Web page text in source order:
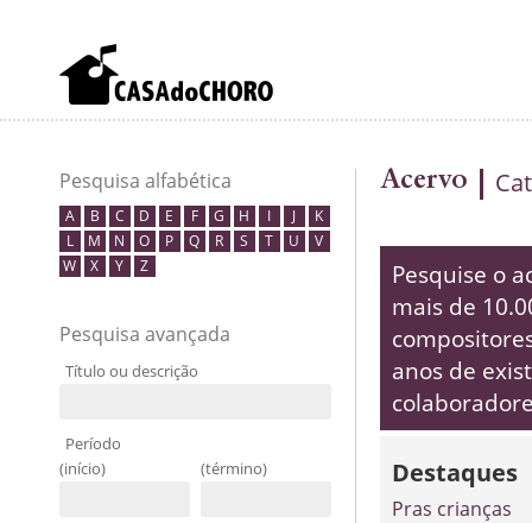
Pesquisa alfabética
A B C D E F G H I J
K
L
M N O P Q R S T U
V
W
X Y Z
Pesquisa avançada
Título ou descrição
Período
(início)
(término)
Acervo
Pesquise o
mais de
anos de
Destaques
Pras crianças